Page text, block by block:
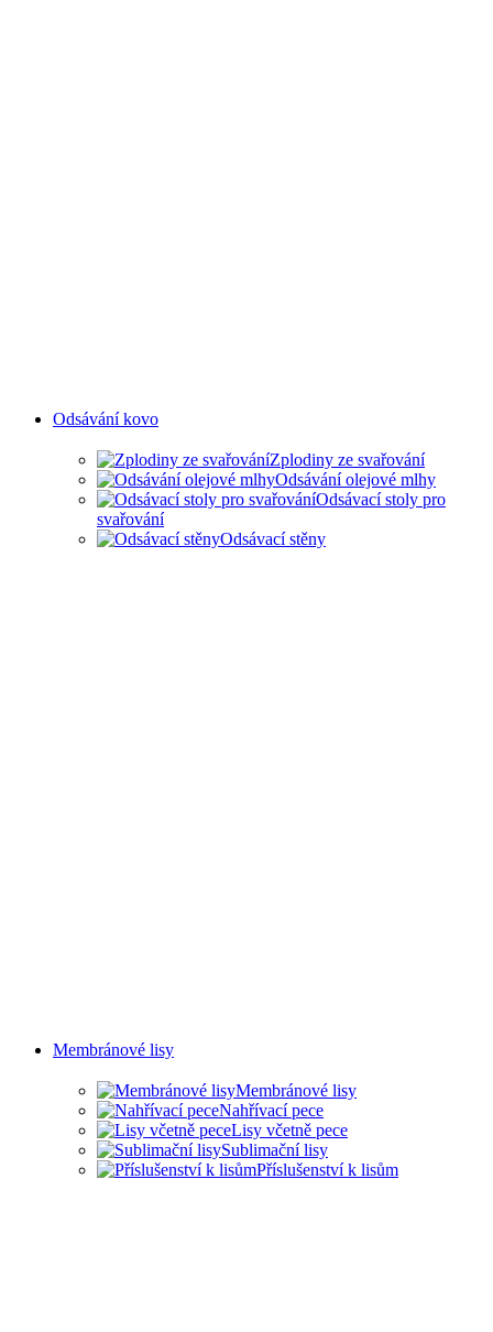
Odsávání kovo
Zplodiny ze svařování
Odsávání olejové mlhy
Odsávací stoly pro
svařování
Odsávací stěny
Membránové lisy
Membránové lisy
Nahřívací pece
Lisy včetně pece
Sublimační lisy
Příslušenství k lisům